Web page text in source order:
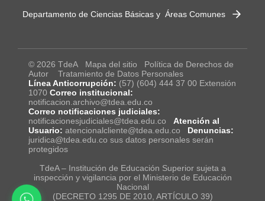
Departamento de Ciencias Básicas y Áreas Comunes
© 2026 TdeA Mapa del sitio
Política de Derechos de
Autor
Tratamiento de Datos Personales
Línea Anticorrupción: (57) (604) 444 37 00 Extensión
1070 Correo institucional:
notificacion.archivo@tdea.edu.co
Correo notificaciones judiciales:
notificacionesjudiciales@tdea.edu.co
Atención al
Usuario: atencionalcliente@tdea.edu.co
Denuncias:
juridica@tdea.edu.co sus datos personales serán
protegidos
TdeA – Institución de Educación Superior sujeta a
inspección y vigilancia por el Ministerio de Educación
Nacional
(DECRETO 1295 DE 2010, ARTÍCULO 39)